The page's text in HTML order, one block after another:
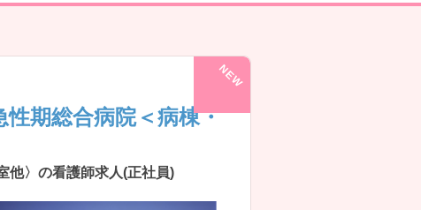
期総合病院＜病棟・
他〉の看護師求人(正社員)